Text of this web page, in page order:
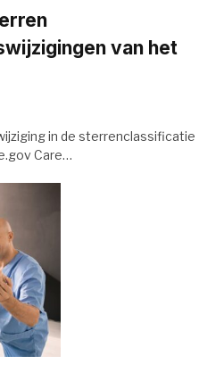
van het
in de sterrenclassificatie
Care…